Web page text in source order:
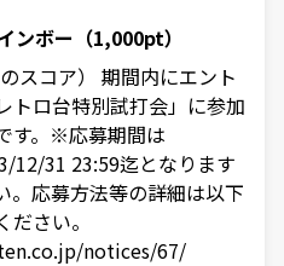
ンボー（1,000pt）
スコア） 期間内にエント
トロ台特別試打会」に参加
す。※応募期間は
12/31 23:59迄となります
。応募方法等の詳細は以下
さい。
notices/67/